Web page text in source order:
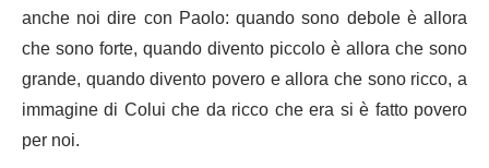
anche noi dire con Paolo: quando sono debole è allora
che sono forte, quando divento piccolo è allora che sono
grande, quando divento povero e allora che sono ricco, a
immagine di Colui che da ricco che era si è fatto povero
per noi.